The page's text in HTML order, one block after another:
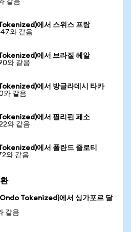
같음
에서 스위스 프랑
와 같음
에서 브라질 헤알
와 같음
에서 방글라데시 타카
와 같음
에서 필리핀 페소
와 같음
에서 폴란드 즐로티
와 같음
Tokenized)에서 싱가포르 달
같음